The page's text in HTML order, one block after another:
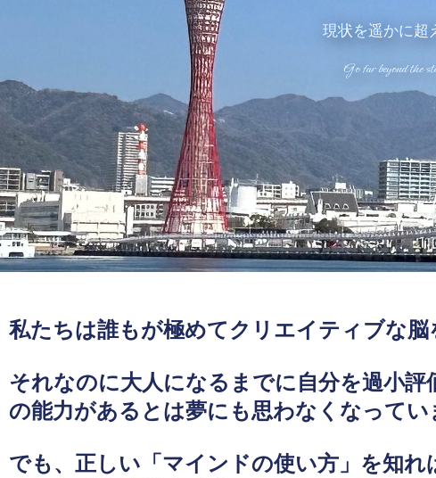
現状を遥かに超
Go far beyond the
私たちは誰もが極めてクリエイティブな脳
それなのに大人になるまでに自分を過小
の能力があるとは夢にも思わなくなってい
でも、正しい「マインドの使い方」を知